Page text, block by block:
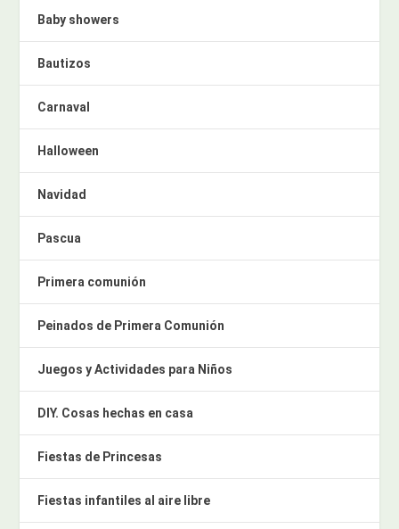
Baby showers
Bautizos
Carnaval
Halloween
Navidad
Pascua
Primera comunión
Peinados de Primera Comunión
Juegos y Actividades para Niños
DIY. Cosas hechas en casa
Fiestas de Princesas
Fiestas infantiles al aire libre